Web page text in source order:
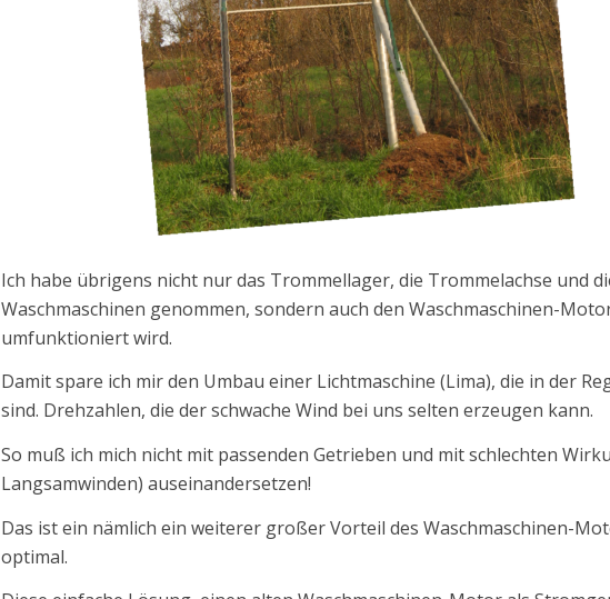
Ich habe übrigens nicht nur das Trommellager, die Trommelachse und
Waschmaschinen genommen, sondern auch den Waschmaschinen-
umfunktioniert wird.
Damit spare ich mir den Umbau einer Lichtmaschine (Lima), die in der
sind. Drehzahlen, die der schwache Wind bei uns selten erzeugen kann.
So muß ich mich nicht mit passenden Getrieben und mit schlechten
Langsamwinden) auseinandersetzen!
Das ist ein nämlich ein weiterer großer Vorteil des Waschmaschinen-
optimal.